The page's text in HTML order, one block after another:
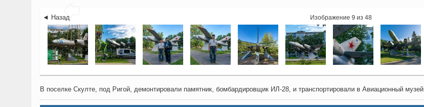

◄ Назад Изображение 9 из 48
В поселке Скулте, под Ригой, демонтировали памятник, бомбардировщик ИЛ-28, и транспортировали в Авиационный музей